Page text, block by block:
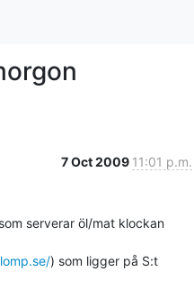
7 Oct 2009 11:01 p.m.
serverar öl/mat klockan
) som ligger på S:t